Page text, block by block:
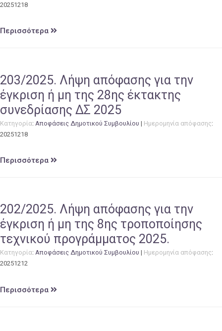
20251218
Περισσότερα
203/2025. Λήψη απόφασης για την
έγκριση ή μη της 28ης έκτακτης
συνεδρίασης ΔΣ 2025
Κατηγορία: Αποφάσεις Δημοτικού Συμβουλίου | Ημερομηνία απόφασης:
20251218
Περισσότερα
202/2025. Λήψη απόφασης για την
έγκριση ή μη της 8ης τροποποίησης
τεχνικού προγράμματος 2025.
Κατηγορία: Αποφάσεις Δημοτικού Συμβουλίου | Ημερομηνία απόφασης:
20251212
Περισσότερα